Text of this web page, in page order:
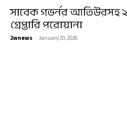
সাবেক গভর্নর আতিউরসহ
গ্রেপ্তারি পরোয়ানা
2wnews -January 20, 2026